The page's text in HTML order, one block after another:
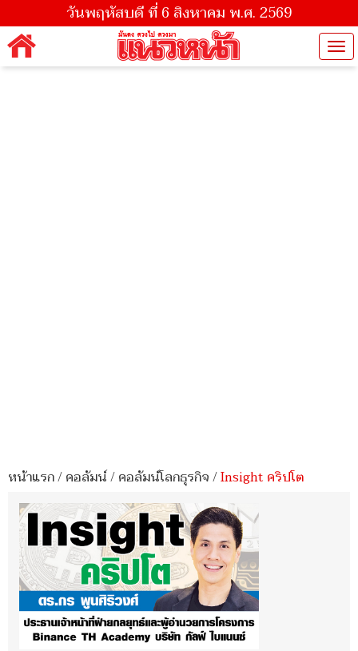
วันพฤหัสบดี ที่ 6 สิงหาคม พ.ศ. 2569
หน้าแรก/คอลัมน์/คอลัมน์โลกธุรกิจ/Insight คริปโต